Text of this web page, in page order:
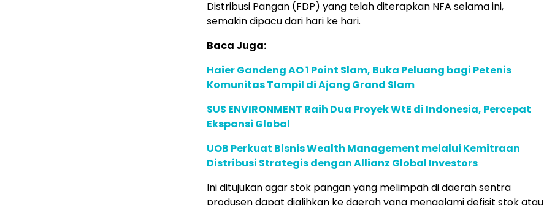
Distribusi Pangan (FDP) yang telah diterapkan NFA selama ini,
semakin dipacu dari hari ke hari.
Baca Juga:
Haier Gandeng AO 1 Point Slam, Buka Peluang bagi Petenis
Komunitas Tampil di Ajang Grand Slam
SUS ENVIRONMENT Raih Dua Proyek WtE di Indonesia, Percepat
Ekspansi Global
UOB Perkuat Bisnis Wealth Management melalui Kemitraan
Distribusi Strategis dengan Allianz Global Investors
Ini ditujukan agar stok pangan yang melimpah di daerah sentra